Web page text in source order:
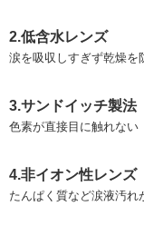
2.低含水レンズ
涙を吸収しすぎず乾燥を
3.サンドイッチ製法
色素が直接目に触れない
4.非イオン性レンズ
たんぱく質など涙液汚れ